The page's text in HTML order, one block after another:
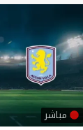
مباشر